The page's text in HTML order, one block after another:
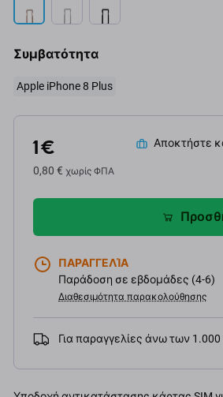
Συμβατότητα
Apple iPhone 8 Plus
1 €
0,80 € χωρίς ΦΠΑ
Αποκτήστε
ΠΑΡΑΓΓΕΛΊΑ
Παράδοση σε εβδομάδες (4-6)
Διαθεσιμότητα παρακολούθησης
Για παραγγελίες άνω των